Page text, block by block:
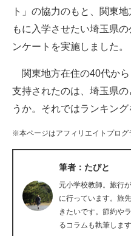
ITの今と未来を見通す
スマホと通信の最新トレンド
ビジネスと働き方のヒント
AI活用のいまが分かる
企業ITのトレンドを詳説
経営リーダーのコミュニティ
マーケ×ITの今がよく分かる
ト」の協力のもと、関東
もに入学させたい埼玉県
ンケートを実施しました。
関東地方在住の40代から
支持されたのは、埼玉県
うか。それではランキング
※本ページはアフィリエイトプログ
筆者：たびと
元小学校教師。旅行
に行っています。旅
きたいです。節約や
るコラムも執筆します